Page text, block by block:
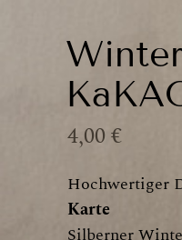
4,00€
Hochwertiger
Karte
Silberner